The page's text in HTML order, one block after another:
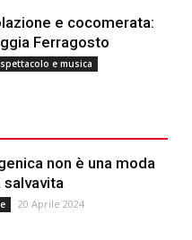
e cocomerata:
Ferragosto
e musica
non è una moda
salvavita
20 Aprile 2024